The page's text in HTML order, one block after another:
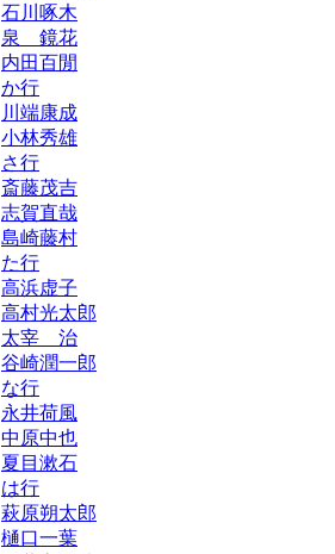
石川啄木
泉 鏡花
内田百閒
か行
川端康成
小林秀雄
さ行
斎藤茂吉
志賀直哉
島崎藤村
た行
高浜虚子
高村光太郎
太宰 治
谷崎潤一郎
な行
永井荷風
中原中也
夏目漱石
は行
萩原朔太郎
樋口一葉